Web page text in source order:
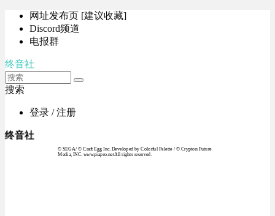
网址发布页 [建议收藏]
Discord频道
电报群
终音社
搜索
登录 / 注册
终音社
© SEGA / © Craft Egg Inc. Developed by Colorful Palette / © Crypton Future
Media, INC. www.piapro.netAll rights reserved.